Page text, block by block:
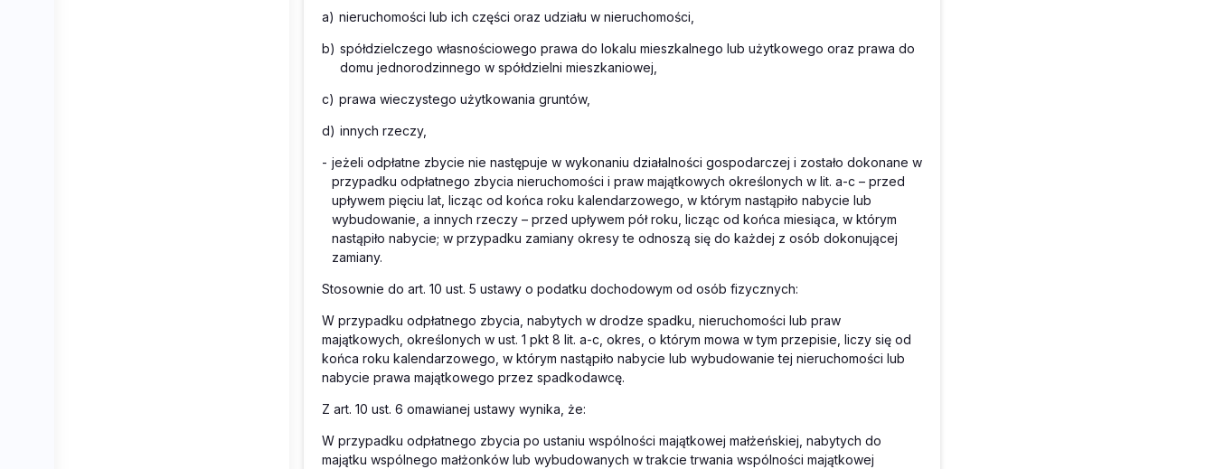
a) nieruchomości lub ich części oraz udziału w nieruchomości,
b) spółdzielczego własnościowego prawa do lokalu mieszkalnego lub użytkowego oraz prawa do
domu jednorodzinnego w spółdzielni mieszkaniowej,
c) prawa wieczystego użytkowania gruntów,
d) innych rzeczy,
- jeżeli odpłatne zbycie nie następuje w wykonaniu działalności gospodarczej i zostało dokonane w
przypadku odpłatnego zbycia nieruchomości i praw majątkowych określonych w lit. a-c – przed
upływem pięciu lat, licząc od końca roku kalendarzowego, w którym nastąpiło nabycie lub
wybudowanie, a innych rzeczy – przed upływem pół roku, licząc od końca miesiąca, w którym
nastąpiło nabycie; w przypadku zamiany okresy te odnoszą się do każdej z osób dokonującej
zamiany.
Stosownie do art. 10 ust. 5 ustawy o podatku dochodowym od osób fizycznych:
W przypadku odpłatnego zbycia, nabytych w drodze spadku, nieruchomości lub praw
majątkowych, określonych w ust. 1 pkt 8 lit. a-c, okres, o którym mowa w tym przepisie, liczy się od
końca roku kalendarzowego, w którym nastąpiło nabycie lub wybudowanie tej nieruchomości lub
nabycie prawa majątkowego przez spadkodawcę.
Z art. 10 ust. 6 omawianej ustawy wynika, że:
W przypadku odpłatnego zbycia po ustaniu wspólności majątkowej małżeńskiej, nabytych do
majątku wspólnego małżonków lub wybudowanych w trakcie trwania wspólności majątkowej